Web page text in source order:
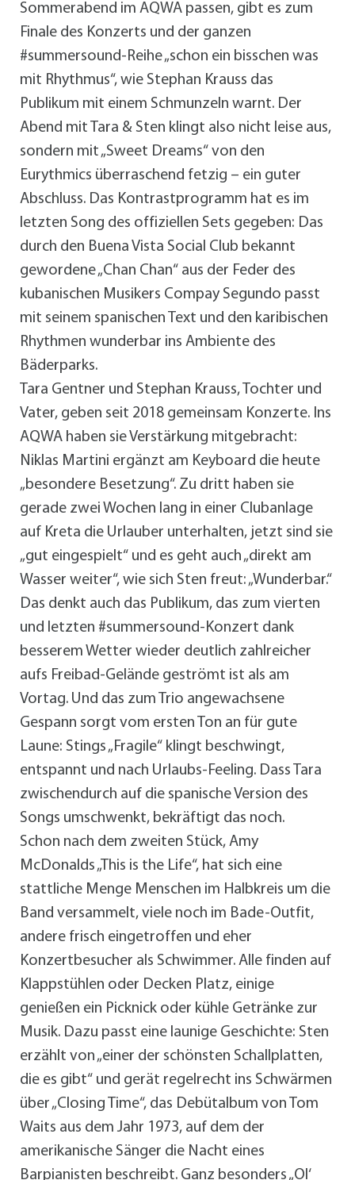
Sommerabend im AQWA passen, gibt es zum
Finale des Konzerts und der ganzen
#summersound-Reihe „schon ein bisschen was
mit Rhythmus“, wie Stephan Krauss das
Publikum mit einem Schmunzeln warnt. Der
Abend mit Tara & Sten klingt also nicht leise aus,
sondern mit „Sweet Dreams“ von den
Eurythmics überraschend fetzig – ein guter
Abschluss. Das Kontrastprogramm hat es im
letzten Song des offiziellen Sets gegeben: Das
durch den Buena Vista Social Club bekannt
gewordene „Chan Chan“ aus der Feder des
kubanischen Musikers Compay Segundo passt
mit seinem spanischen Text und den karibischen
Rhythmen wunderbar ins Ambiente des
Bäderparks.
Tara Gentner und Stephan Krauss, Tochter und
Vater, geben seit 2018 gemeinsam Konzerte. Ins
AQWA haben sie Verstärkung mitgebracht:
Niklas Martini ergänzt am Keyboard die heute
„besondere Besetzung“. Zu dritt haben sie
gerade zwei Wochen lang in einer Clubanlage
auf Kreta die Urlauber unterhalten, jetzt sind sie
„gut eingespielt“ und es geht auch „direkt am
Wasser weiter“, wie sich Sten freut: „Wunderbar.“
Das denkt auch das Publikum, das zum vierten
und letzten #summersound-Konzert dank
besserem Wetter wieder deutlich zahlreicher
aufs Freibad-Gelände geströmt ist als am
Vortag. Und das zum Trio angewachsene
Gespann sorgt vom ersten Ton an für gute
Laune: Stings „Fragile“ klingt beschwingt,
entspannt und nach Urlaubs-Feeling. Dass Tara
zwischendurch auf die spanische Version des
Songs umschwenkt, bekräftigt das noch.
Schon nach dem zweiten Stück, Amy
McDonalds „This is the Life“, hat sich eine
stattliche Menge Menschen im Halbkreis um die
Band versammelt, viele noch im Bade-Outfit,
andere frisch eingetroffen und eher
Konzertbesucher als Schwimmer. Alle finden auf
Klappstühlen oder Decken Platz, einige
genießen ein Picknick oder kühle Getränke zur
Musik. Dazu passt eine launige Geschichte: Sten
erzählt von „einer der schönsten Schallplatten,
die es gibt“ und gerät regelrecht ins Schwärmen
über „Closing Time“, das Debütalbum von Tom
Waits aus dem Jahr 1973, auf dem der
amerikanische Sänger die Nacht eines
Barpianisten beschreibt. Ganz besonders „Ol‘